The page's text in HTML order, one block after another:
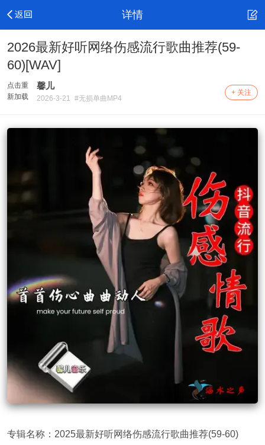
详情
2026最新好听网络伤感流行歌曲推荐(59-
60)[WAV]
点击重
新加载
馨儿
2026-3-21 #无损单曲MP4
+ 关注
专辑名称：2025最新好听网络伤感流行歌曲推荐(59-60)